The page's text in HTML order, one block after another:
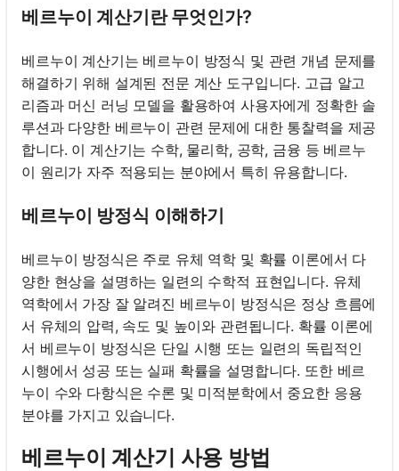
베르누이 계산기란 무엇인가?
베르누이 계산기는 베르누이 방정식 및 관련 개념 문제를
해결하기 위해 설계된 전문 계산 도구입니다. 고급 알고
리즘과 머신 러닝 모델을 활용하여 사용자에게 정확한 솔
루션과 다양한 베르누이 관련 문제에 대한 통찰력을 제공
합니다. 이 계산기는 수학, 물리학, 공학, 금융 등 베르누
이 원리가 자주 적용되는 분야에서 특히 유용합니다.
베르누이 방정식 이해하기
베르누이 방정식은 주로 유체 역학 및 확률 이론에서 다
양한 현상을 설명하는 일련의 수학적 표현입니다. 유체
역학에서 가장 잘 알려진 베르누이 방정식은 정상 흐름에
서 유체의 압력, 속도 및 높이와 관련됩니다. 확률 이론에
서 베르누이 방정식은 단일 시행 또는 일련의 독립적인
시행에서 성공 또는 실패 확률을 설명합니다. 또한 베르
누이 수와 다항식은 수론 및 미적분학에서 중요한 응용
분야를 가지고 있습니다.
베르누이 계산기 사용 방법